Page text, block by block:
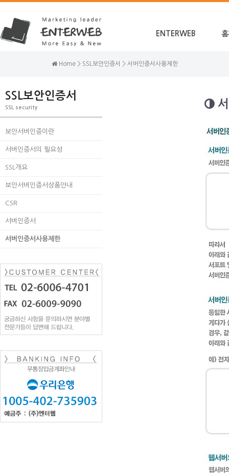
ENTERWEB
Home > SSL보안인증서 > 서버인증서사용제한
SSL보안인증서
SSL security
보안서버인증이란
서버인증서의 필요성
SSL개요
보안서버인증서상품안내
CSR
서버인증서
서버인증서사용제한